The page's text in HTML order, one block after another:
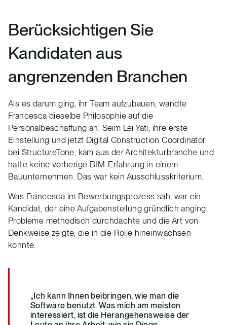
Berücksichtigen Sie
Kandidaten aus
angrenzenden Branchen
Als es darum ging, ihr Team aufzubauen, wandte
Francesca dieselbe Philosophie auf die
Personalbeschaffung an. Seim Lei Yati, ihre erste
Einstellung und jetzt Digital Construction Coordinator
bei StructureTone, kam aus der Architekturbranche und
hatte keine vorherige BIM-Erfahrung in einem
Bauunternehmen. Das war kein Ausschlusskriterium.
Was Francesca im Bewerbungsprozess sah, war ein
Kandidat, der eine Aufgabenstellung gründlich anging,
Probleme methodisch durchdachte und die Art von
Denkweise zeigte, die in die Rolle hineinwachsen
konnte.
„Ich kann Ihnen beibringen, wie man die
Software benutzt. Was mich am meisten
interessiert, ist die Herangehensweise der